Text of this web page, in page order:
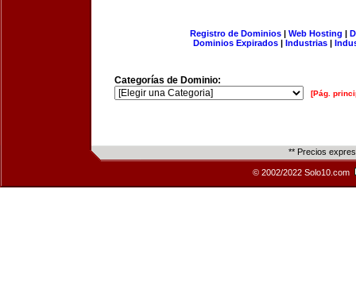
Registro de Dominios| Web Hosting |
Dominios Expirados | Industrias |
Categorías de Dominio:
[Pág.
** Precios
© 2002/2022 Solo10.com